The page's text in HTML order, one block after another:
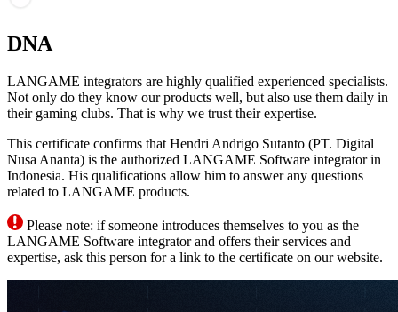
DNA
LANGAME integrators are highly qualified experienced specialists.
Not only do they know our products well, but also use them daily in
their gaming clubs. That is why we trust their expertise.
This certificate confirms that Hendri Andrigo Sutanto (PT. Digital
Nusa Ananta) is the authorized LANGAME Software integrator in
Indonesia. His qualifications allow him to answer any questions
related to LANGAME products.
Please note: if someone introduces themselves to you as the
LANGAME Software integrator and offers their services and
expertise, ask this person for a link to the certificate on our website.